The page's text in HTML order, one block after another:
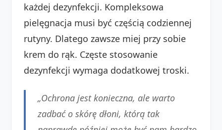
każdej dezynfekcji. Kompleksowa
pielęgnacja musi być częścią codziennej
rutyny. Dlatego zawsze miej przy sobie
krem do rąk. Częste stosowanie
dezynfekcji wymaga dodatkowej troski.
„Ochrona jest konieczna, ale warto
zadbać o skórę dłoni, którą tak